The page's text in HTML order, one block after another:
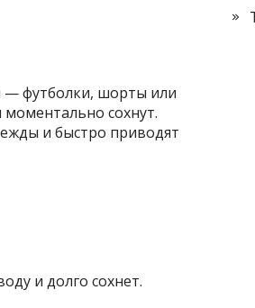
— футболки, шорты или
сохнут.
и быстро приводят
и долго сохнет.